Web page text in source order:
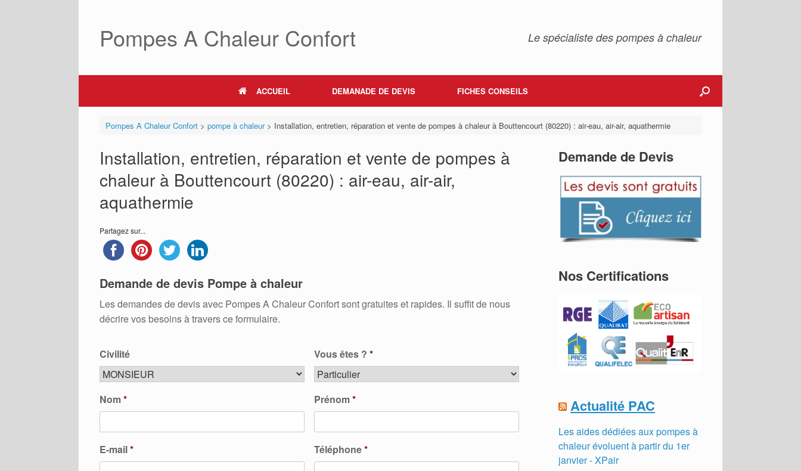
contentPompes A Chaleur Confort Le spécialiste des pompes à chaleur
ACCUEIL DEMANADE DE DEVIS FICHES CONSEILS
Pompes A Chaleur Confort> pompe à chaleur> Installation, entretien, réparation et vente de pompes à chaleur à Bouttencourt (80220) : air-eau, air-air, aquathermie
Installation, entretien, réparation et vente de pompes à
chaleur à Bouttencourt (80220) : air-eau, air-air,
aquathermie
Partagez sur...
Demande de devis Pompe à chaleur
Les demandes de devis avec Pompes A Chaleur Confort sont gratuites et rapides. Il suffit de nous
décrire vos besoins à travers ce formulaire.
Civilité Vous êtes ? *
Nom* Prénom*
E-mail* Téléphone*
Demande de Devis
Nos Certifications
Actualité PAC
Les aides dédiées aux pompes à
chaleur évoluent à partir du 1er
janvier - XPair